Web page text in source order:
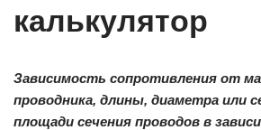
калькулятор
Зависимость сопротивления от
проводника, длины, диаметра или
площади сечения проводов в